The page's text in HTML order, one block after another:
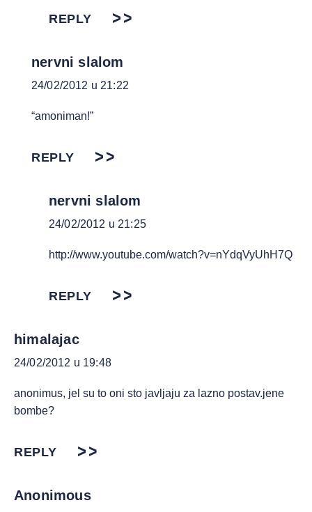
REPLY
nervni slalom
24/02/2012 u 21:22
“amoniman!”
REPLY
nervni slalom
24/02/2012 u 21:25
http://www.youtube.com/watch?v=nYdqVyUhH7Q
REPLY
himalajac
24/02/2012 u 19:48
anonimus, jel su to oni sto javljaju za lazno postav.jene
bombe?
REPLY
Anonimous